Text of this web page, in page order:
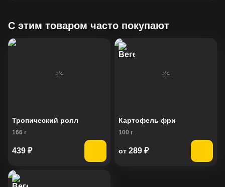
C этим товаром часто покупают
Тропический ролл
166 г
439 ₽
Картофель фри
100 г
от 289 ₽